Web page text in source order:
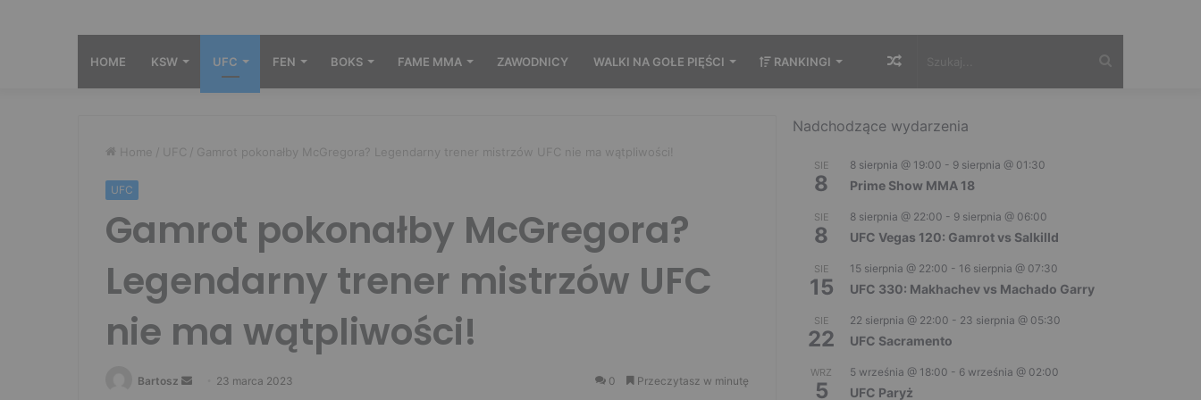
HOME KSW UFC FEN BOKS FAME MMA ZAWODNICY WALKI NA GOŁE PIĘŚCI RANKINGI Losowy
Home / UFC / Gamrot pokonałby McGregora? Legendarny trener mistrzów UFC nie ma wątpliwości!
UFC
Gamrot pokonałby McGregora?
Legendarny trener mistrzów UFC
nie ma wątpliwości!
Bartosz
Send 23 marca 2023 0 Przeczytasz w minutę
Nadchodzące wydarzenia
SIE
8
8 sierpnia @ 19:00 - 9 sierpnia @ 01:30
Prime Show MMA 18
SIE
8
8 sierpnia @ 22:00 - 9 sierpnia @ 06:00
UFC Vegas 120: Gamrot vs Salkilld
SIE
15
15 sierpnia @ 22:00 - 16 sierpnia @ 07:30
UFC 330: Makhachev vs Machado Garry
SIE
22
22 sierpnia @ 22:00 - 23 sierpnia @ 05:30
UFC Sacramento
WRZ
5
5 września @ 18:00 - 6 września @ 02:00
UFC Paryż